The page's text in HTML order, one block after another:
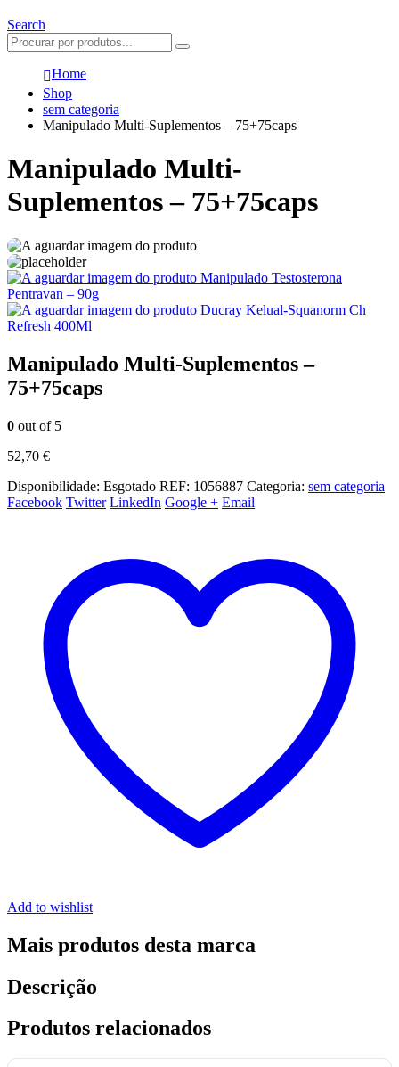
Search
Home
Shop
sem categoria
Manipulado Multi-Suplementos – 75+75caps
Manipulado Multi-
Suplementos – 75+75caps
Manipulado Testosterona
Pentravan – 90g
Ducray Kelual-Squanorm Ch
Refresh 400Ml
Manipulado Multi-Suplementos –
75+75caps
0 out of 5
52,70 €
Disponibilidade: Esgotado REF: 1056887 Categoria: sem categoria
Facebook Twitter LinkedIn Google + Email
Add to wishlist
Mais produtos desta marca
Descrição
Produtos relacionados